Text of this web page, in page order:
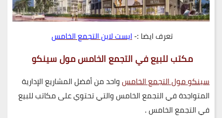
تعرف ايضا :-ايست لاين التجمع الخامس
مكتب للبيع في التجمع الخامس مول سينكو
سينكو مول التجمع الخامسواحد من أفضل المشاريع الإدارية
المتواجدة في التجمع الخامس والتي تحتوي على مكاتب للبيع
في التجمع الخامس .